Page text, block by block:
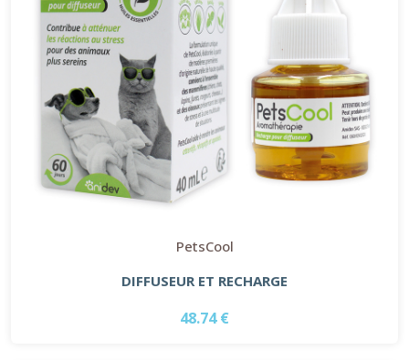
PetsCool
DIFFUSEUR ET RECHARGE
48.74 €